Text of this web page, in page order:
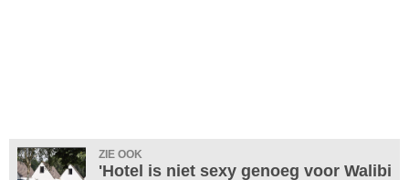
ZIE OOK
'Hotel is niet sexy genoeg voor Walibi